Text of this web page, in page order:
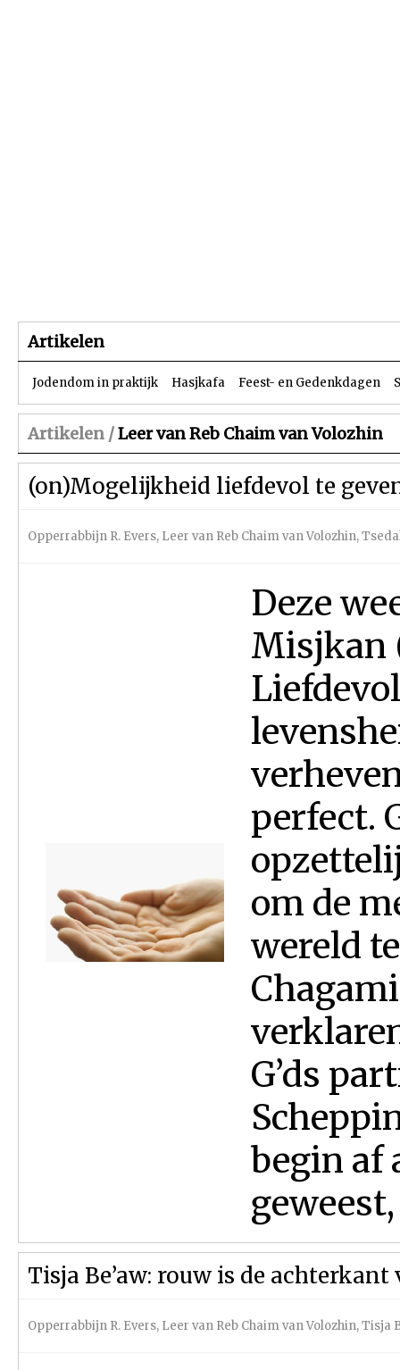
Artikelen
Jodendom in praktijk Hasjkafa Feest- en Gedenkdagen
Artikelen /Leer van Reb Chaim van Volozhin
(on)Mogelijkheid liefdevol te
Opperrabbijn R. Evers, Leer van Reb Chaim van Volozhin,
Deze
Misjkan
perfect.
om de
wereld
G’ds
begin af
Tisja Be’aw: rouw is de
Opperrabbijn R. Evers, Leer van Reb Chaim van Volozhin,Tisja